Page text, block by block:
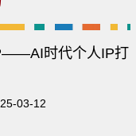
时代个人IP打
03-12